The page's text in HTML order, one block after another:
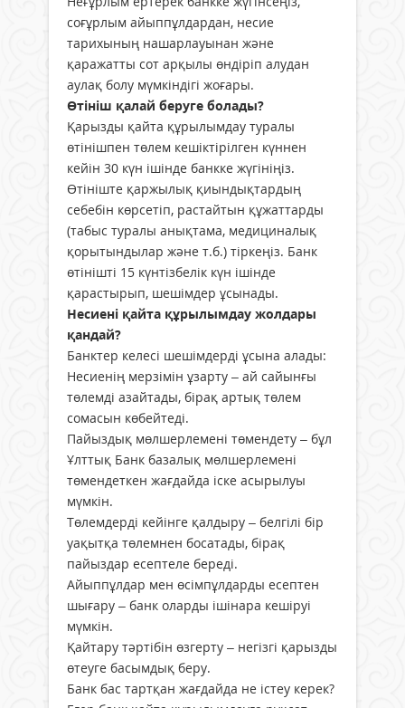
соғұрлым айыппұлдардан, несие
тарихының нашарлауынан және
қаражатты сот арқылы өндіріп алудан
аулақ болу мүмкіндігі жоғары.
Өтініш қалай беруге болады?
Қарызды қайта құрылымдау туралы
өтінішпен төлем кешіктірілген күннен
кейін 30 күн ішінде банкке жүгініңіз.
Өтініште қаржылық қиындықтардың
себебін көрсетіп, растайтын құжаттарды
(табыс туралы анықтама, медициналық
қорытындылар және т.б.) тіркеңіз. Банк
өтінішті 15 күнтізбелік күн ішінде
қарастырып, шешімдер ұсынады.
Несиені қайта құрылымдау жолдары
қандай?
Банктер келесі шешімдерді ұсына алады:
Несиенің мерзімін ұзарту – ай сайынғы
төлемді азайтады, бірақ артық төлем
сомасын көбейтеді.
Пайыздық мөлшерлемені төмендету – бұл
Ұлттық Банк базалық мөлшерлемені
төмендеткен жағдайда іске асырылуы
мүмкін.
Төлемдерді кейінге қалдыру – белгілі бір
уақытқа төлемнен босатады, бірақ
пайыздар есептеле береді.
Айыппұлдар мен өсімпұлдарды есептен
шығару – банк оларды ішінара кешіруі
мүмкін.
Қайтару тәртібін өзгерту – негізгі қарызды
өтеуге басымдық беру.
Банк бас тартқан жағдайда не істеу керек?